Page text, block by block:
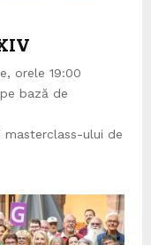
orele 19:00
bază de
ului de